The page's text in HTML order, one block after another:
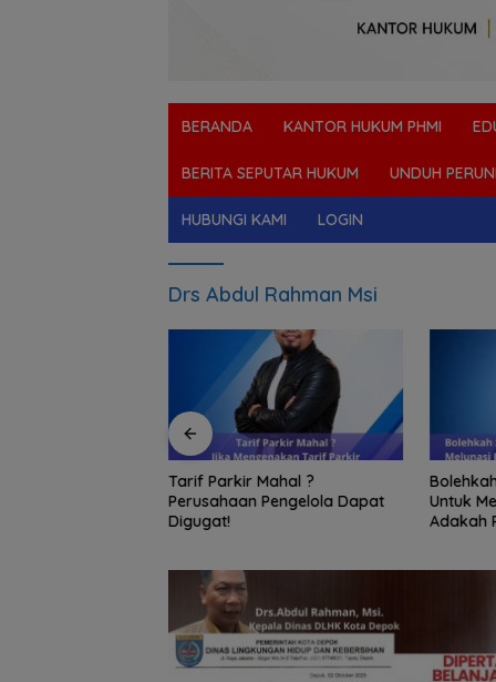
BERANDA KANTOR HUKUM PHMI
BERITA SEPUTAR HUKUM UNDUH
HUBUNGI KAMI LOGIN
Drs Abdul Rahman Msi
Tarif Parkir Mahal ?
Perusahaan Pengelola Dapat
Digugat!
Bolehkah Sita
Untuk Melunasi
Adakah Pidana